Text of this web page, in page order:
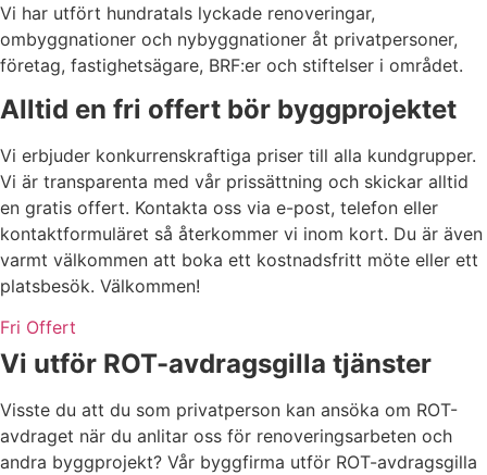
Vi har utfört hundratals lyckade renoveringar,
ombyggnationer och nybyggnationer åt privatpersoner,
företag, fastighetsägare, BRF:er och stiftelser i området.
Alltid en fri offert bör byggprojektet
Vi erbjuder konkurrenskraftiga priser till alla kundgrupper.
Vi är transparenta med vår prissättning och skickar alltid
en gratis offert. Kontakta oss via e-post, telefon eller
kontaktformuläret så återkommer vi inom kort. Du är även
varmt välkommen att boka ett kostnadsfritt möte eller ett
platsbesök. Välkommen!
Fri Offert
Vi utför ROT-avdragsgilla tjänster
Visste du att du som privatperson kan ansöka om ROT-
avdraget när du anlitar oss för renoveringsarbeten och
andra byggprojekt? Vår byggfirma utför ROT-avdragsgilla